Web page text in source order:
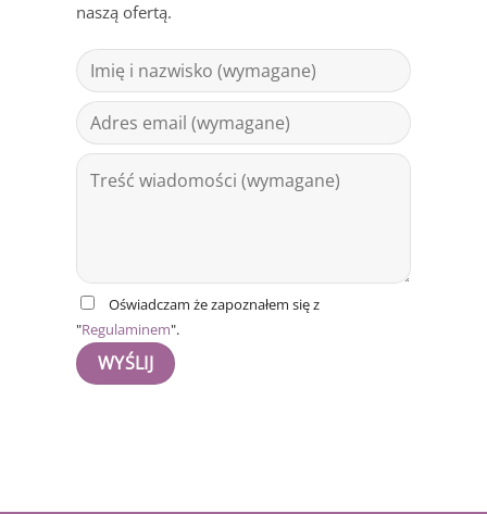
naszą ofertą.
Oświadczam że zapoznałem się z
"Regulaminem".